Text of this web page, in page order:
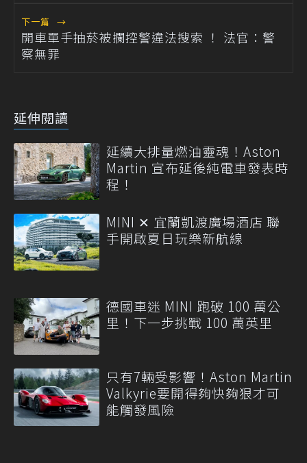
下一篇 →
開車單手抽菸被攔控警違法搜索 ！ 法官：警
察無罪
延伸閱讀
延續大排量燃油靈魂！Aston
Martin 宣布延後純電車發表時
程！
MINI ✕ 宜蘭凱渡廣場酒店 聯
手開啟夏日玩樂新航線
德國車迷 MINI 跑破 100 萬公
里！下一步挑戰 100 萬英里
只有7輛受影響！Aston Martin
Valkyrie要開得夠快夠狠才可
能觸發風險